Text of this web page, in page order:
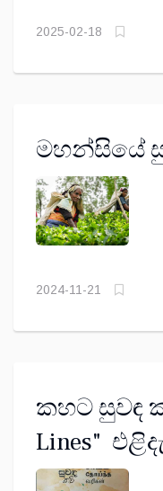
2025-02-18
මහන්සියේ
2024-11-21
කහට සුවඳ
Lines"
11දා